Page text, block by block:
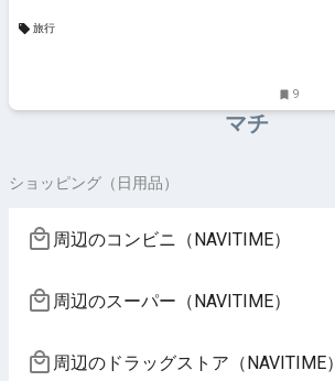
旅行
9
マチ
ショッピング（日用品）
周辺のコンビニ（NAVITIME）
周辺のスーパー（NAVITIME）
周辺のドラッグストア（NAVITIME）